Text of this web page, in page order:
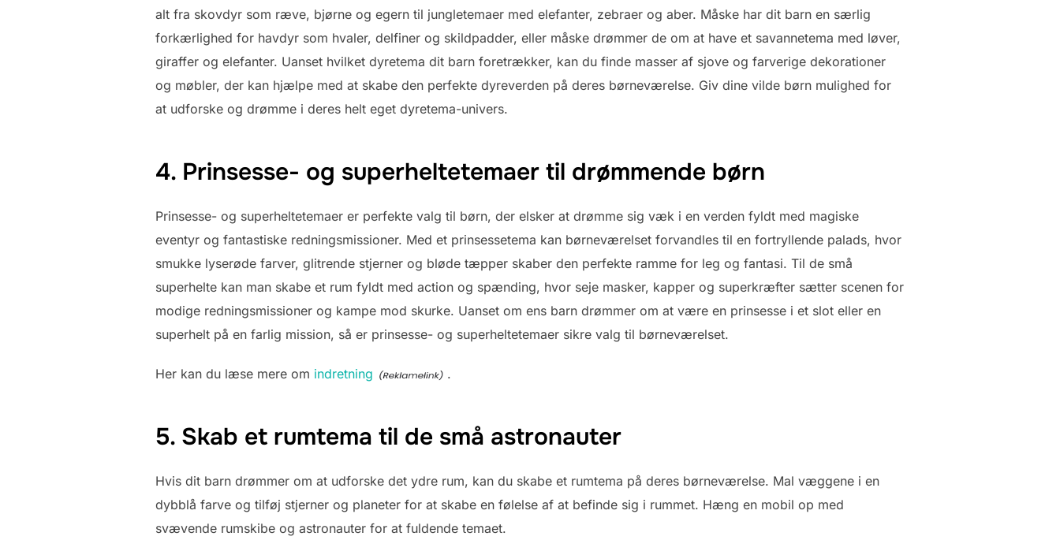
alt fra skovdyr som ræve, bjørne og egern til jungletemaer med elefanter, zebraer og aber. Måske har dit barn en særlig
forkærlighed for havdyr som hvaler, delfiner og skildpadder, eller måske drømmer de om at have et savannetema med løver,
giraffer og elefanter. Uanset hvilket dyretema dit barn foretrækker, kan du finde masser af sjove og farverige dekorationer
og møbler, der kan hjælpe med at skabe den perfekte dyreverden på deres børneværelse. Giv dine vilde børn mulighed for
at udforske og drømme i deres helt eget dyretema-univers.
4. Prinsesse- og superheltetemaer til drømmende børn
Prinsesse- og superheltetemaer er perfekte valg til børn, der elsker at drømme sig væk i en verden fyldt med magiske
eventyr og fantastiske redningsmissioner. Med et prinsessetema kan børneværelset forvandles til en fortryllende palads, hvor
smukke lyserøde farver, glitrende stjerner og bløde tæpper skaber den perfekte ramme for leg og fantasi. Til de små
superhelte kan man skabe et rum fyldt med action og spænding, hvor seje masker, kapper og superkræfter sætter scenen for
modige redningsmissioner og kampe mod skurke. Uanset om ens barn drømmer om at være en prinsesse i et slot eller en
superhelt på en farlig mission, så er prinsesse- og superheltetemaer sikre valg til børneværelset.
Her kan du læse mere om indretning .
5. Skab et rumtema til de små astronauter
Hvis dit barn drømmer om at udforske det ydre rum, kan du skabe et rumtema på deres børneværelse. Mal væggene i en
dybblå farve og tilføj stjerner og planeter for at skabe en følelse af at befinde sig i rummet. Hæng en mobil op med
svævende rumskibe og astronauter for at fuldende temaet.